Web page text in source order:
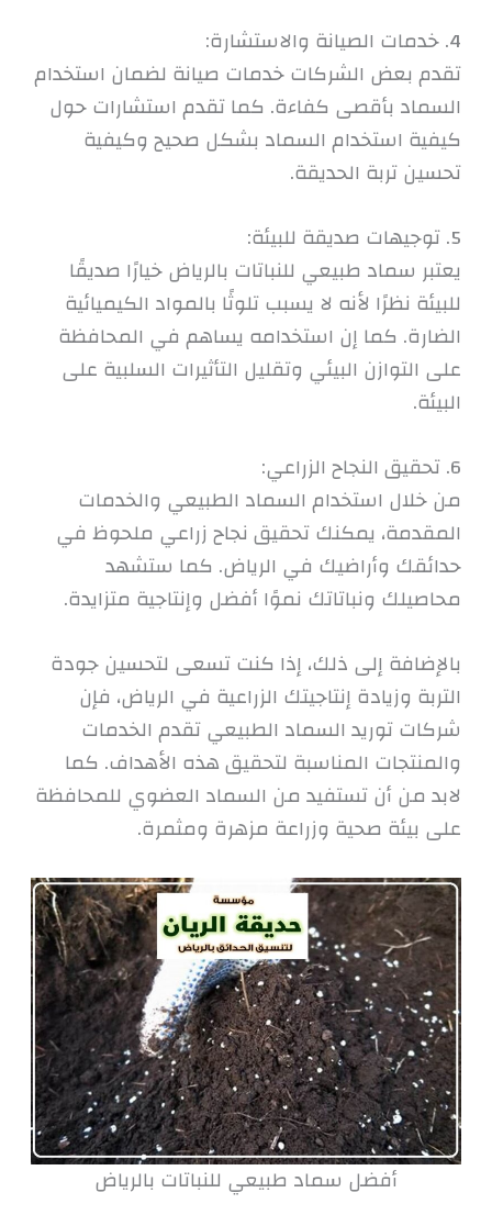
4. خدمات الصيانة والاستشارة:
تقدم بعض الشركات خدمات صيانة لضمان استخدام
السماد بأقصى كفاءة. كما تقدم استشارات حول
كيفية استخدام السماد بشكل صحيح وكيفية
تحسين تربة الحديقة.
5. توجيهات صديقة للبيئة:
يعتبر سماد طبيعي للنباتات بالرياض خيارًا صديقًا
للبيئة نظرًا لأنه لا يسبب تلوثًا بالمواد الكيميائية
الضارة. كما إن استخدامه يساهم في المحافظة
على التوازن البيئي وتقليل التأثيرات السلبية على
البيئة.
6. تحقيق النجاح الزراعي:
من خلال استخدام السماد الطبيعي والخدمات
المقدمة، يمكنك تحقيق نجاح زراعي ملحوظ في
حدائقك وأراضيك في الرياض. كما ستشهد
محاصيلك ونباتاتك نموًا أفضل وإنتاجية متزايدة.
بالإضافة إلى ذلك، إذا كنت تسعى لتحسين جودة
التربة وزيادة إنتاجيتك الزراعية في الرياض، فإن
شركات توريد السماد الطبيعي تقدم الخدمات
والمنتجات المناسبة لتحقيق هذه الأهداف. كما
لابد من أن تستفيد من السماد العضوي للمحافظة
على بيئة صحية وزراعة مزهرة ومثمرة.
أفضل سماد طبيعي للنباتات بالرياض